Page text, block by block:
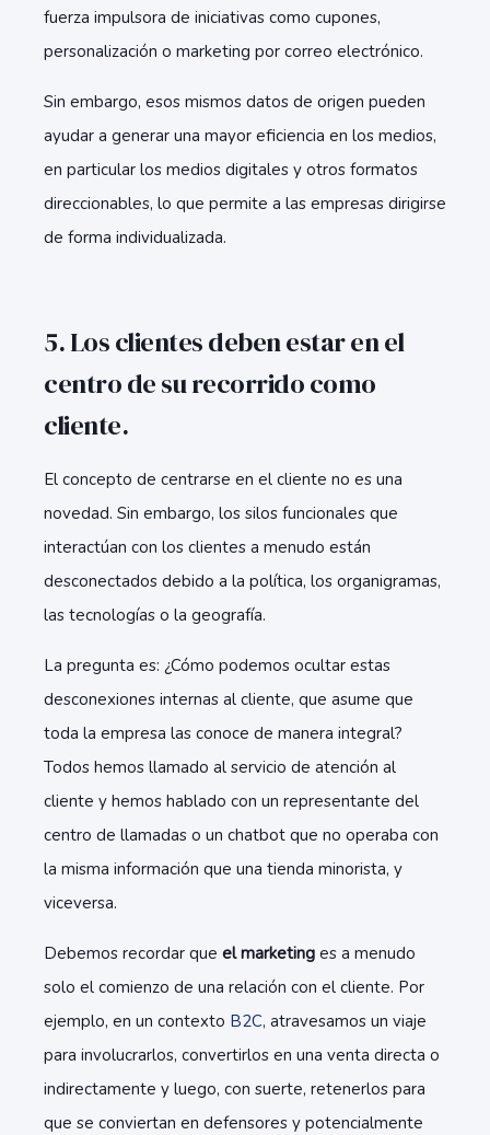
fuerza impulsora de iniciativas como cupones,
personalización o marketing por correo electrónico.
Sin embargo, esos mismos datos de origen pueden
ayudar a generar una mayor eficiencia en los medios,
en particular los medios digitales y otros formatos
direccionables, lo que permite a las empresas dirigirse
de forma individualizada.
5. Los clientes deben estar en el
centro de su recorrido como
cliente.
El concepto de centrarse en el cliente no es una
novedad. Sin embargo, los silos funcionales que
interactúan con los clientes a menudo están
desconectados debido a la política, los organigramas,
las tecnologías o la geografía.
La pregunta es: ¿Cómo podemos ocultar estas
desconexiones internas al cliente, que asume que
toda la empresa las conoce de manera integral?
Todos hemos llamado al servicio de atención al
cliente y hemos hablado con un representante del
centro de llamadas o un chatbot que no operaba con
la misma información que una tienda minorista, y
viceversa.
Debemos recordar que el marketing es a menudo
solo el comienzo de una relación con el cliente. Por
ejemplo, en un contexto B2C, atravesamos un viaje
para involucrarlos, convertirlos en una venta directa o
indirectamente y luego, con suerte, retenerlos para
que se conviertan en defensores y potencialmente